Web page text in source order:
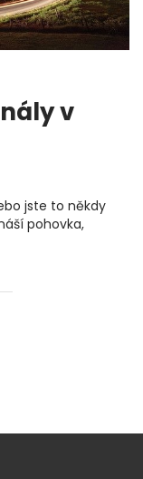
v
jste to někdy
pohovka,